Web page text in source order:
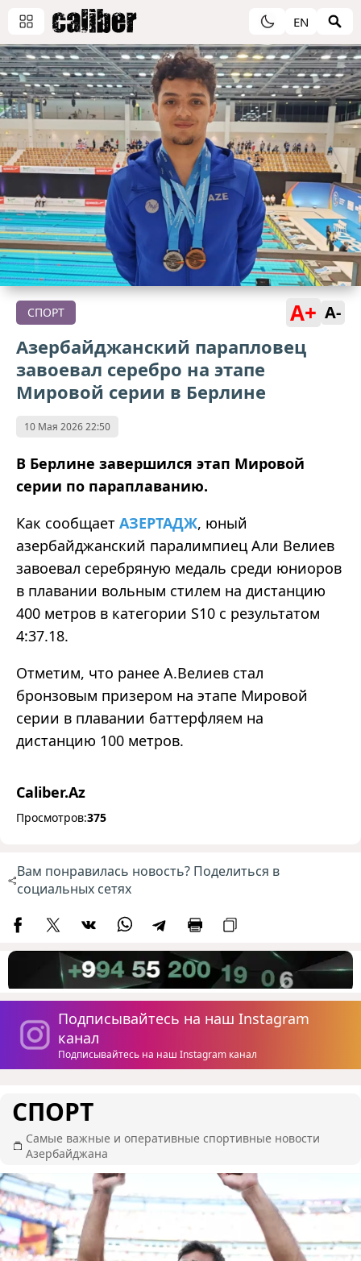
EN
СПОРТ A+ A-
Азербайджанский парапловец
завоевал серебро на этапе
Мировой серии в Берлине
10 Мая 2026 22:50
В Берлине завершился этап Мировой
серии по параплаванию.
Как сообщает АЗЕРТАДЖ, юный
азербайджанский паралимпиец Али Велиев
завоевал серебряную медаль среди юниоров
в плавании вольным стилем на дистанцию
400 метров в категории S10 с результатом
4:37.18.
Отметим, что ранее А.Велиев стал
бронзовым призером на этапе Мировой
серии в плавании баттерфляем на
дистанцию 100 метров.
Caliber.Az
Просмотров:375
Вам понравилась новость? Поделиться в
социальных сетях
Подписывайтесь на наш Instagram
канал
Подписывайтесь на наш Instagram канал
СПОРТ
Самые важные и оперативные спортивные новости
Азербайджана